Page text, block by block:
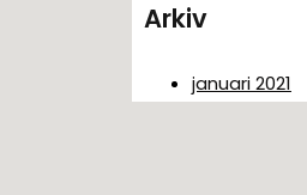
Arkiv
januari 2021